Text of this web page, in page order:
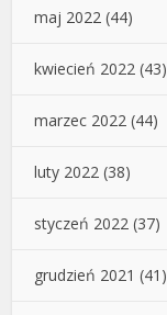
maj 2022 (44)
kwiecień 2022 (43)
marzec 2022 (44)
luty 2022 (38)
styczeń 2022 (37)
grudzień 2021 (41)